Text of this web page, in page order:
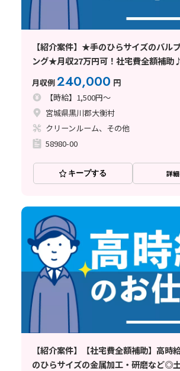
【紹介案件】★手のひらサイズのバル
ング★月収27万円可！社宅費全額補助♪
月収例240,000 円
【時給】1,500円～
宮城県黒川郡大衡村
クリーンルーム、その他
58980-00
キープする 詳
【紹介案件】【社宅費全額補助】高時
のひらサイズの金属加工・研磨など◎